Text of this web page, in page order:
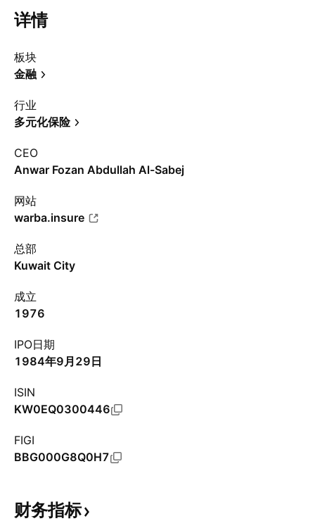
详情
板块
金融
行业
多元化保险
CEO
Anwar Fozan Abdullah Al-Sabej
网站
warba.insure
总部
Kuwait City
成立
1976
IPO日期
1984年9月29日
ISIN
KW0EQ0300446
FIGI
BBG000G8Q0H7
财务指标